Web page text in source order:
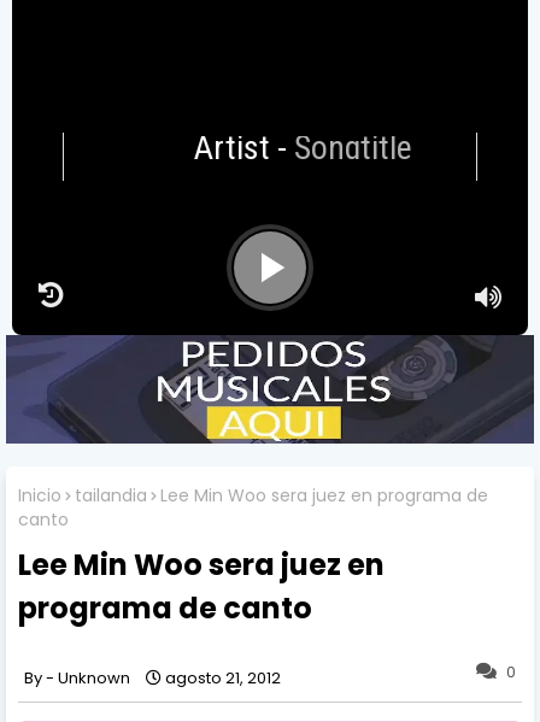
Artist-Songtitle
Inicio tailandia
Lee Min Woo sera juez en programa de
canto
Lee Min Woo sera juez en
programa de canto
0
Unknown agosto 21, 2012